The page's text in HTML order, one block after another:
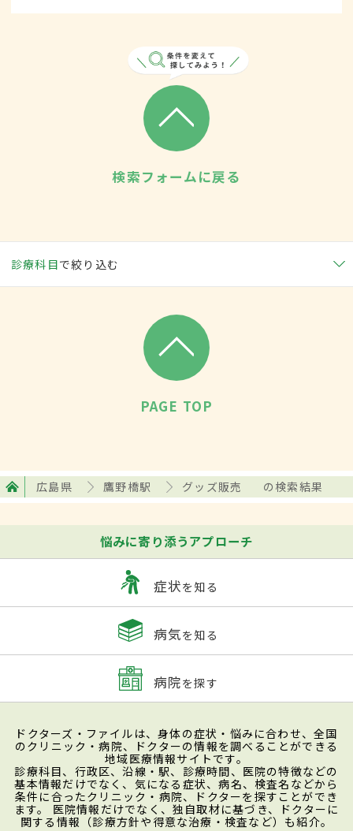
検索フォームに戻る
診療科目で絞り込む
PAGE TOP
広島県 鷹野橋駅 グッズ販売 の検索結果
悩みに寄り添うアプローチ
症状を知る
病気を知る
病院を探す
ドクターズ・ファイルは、身体の症状・悩みに合わせ、全国
のクリニック・病院、ドクターの情報を調べることができる
地域医療情報サイトです。
診療科目、行政区、沿線・駅、診療時間、医院の特徴などの
基本情報だけでなく、気になる症状、病名、検査名などから
条件に合ったクリニック・病院、ドクターを探すことができ
ます。 医院情報だけでなく、独自取材に基づき、ドクターに
関する情報（診療方針や得意な治療・検査など）も紹介。